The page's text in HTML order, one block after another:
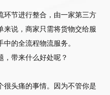
环节进行整合，由一家第三方
来说，商家只需将货物交给服
的全流程物流服务。
，带来什么好处呢？
很头痛的事情。因为不管你是